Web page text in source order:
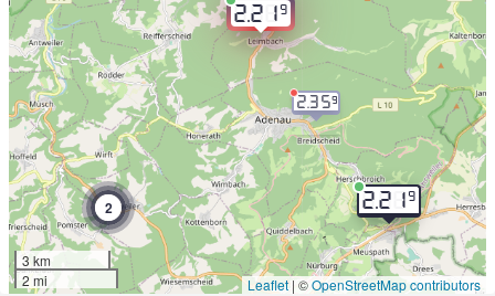
2.219
2.219
2.359
2
3 km
2 mi
Leaflet | ©OpenStreetMap contributors